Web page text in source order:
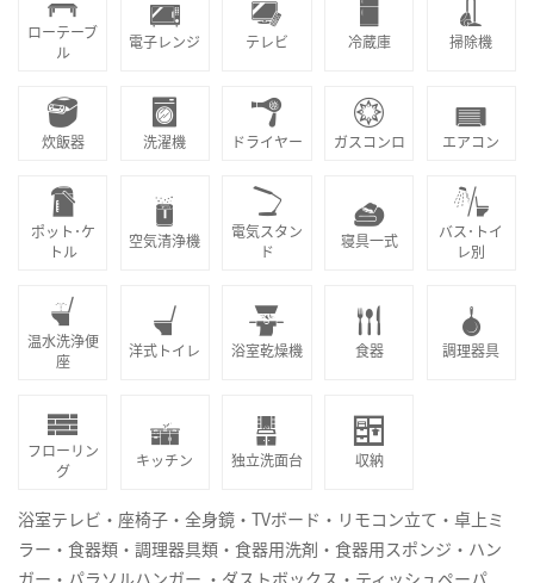
ローテーブ
ル
電子レンジ テレビ 冷蔵庫 掃除機
炊飯器 洗濯機 ドライヤー ガスコンロ エアコン
ポット･ケ
トル
空気清浄機
電気スタン
ド
寝具一式
バス･トイ
レ別
温水洗浄便
座
洋式トイレ 浴室乾燥機 食器 調理器具
フローリン
グ
キッチン 独立洗面台 収納
浴室テレビ・座椅子・全身鏡・TVボード・リモコン立て・卓上ミ
ラー・食器類・調理器具類・食器用洗剤・食器用スポンジ・ハン
ガー・パラソルハンガー ・ダストボックス・ティッシュペーパ